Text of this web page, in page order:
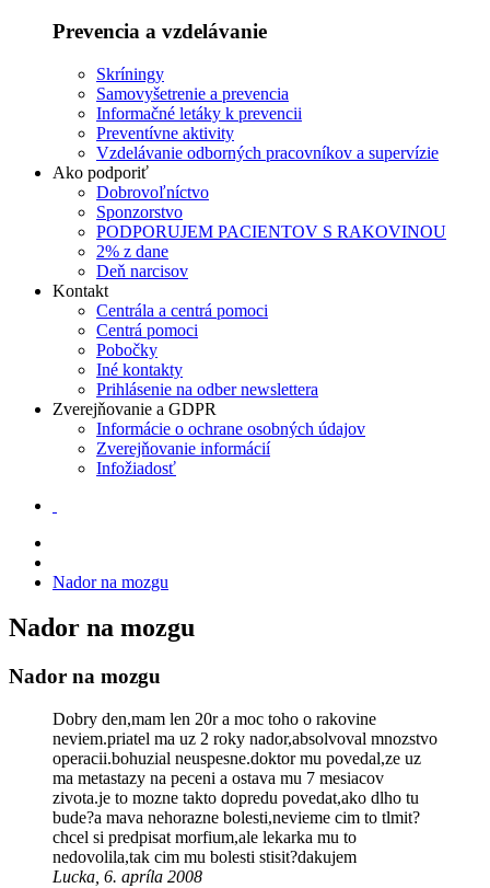
Prevencia a vzdelávanie
Skríningy
Samovyšetrenie a prevencia
Informačné letáky k prevencii
Preventívne aktivity
Vzdelávanie odborných pracovníkov a supervízie
Ako podporiť
Dobrovoľníctvo
Sponzorstvo
PODPORUJEM PACIENTOV S RAKOVINOU
2% z dane
Deň narcisov
Kontakt
Centrála a centrá pomoci
Centrá pomoci
Pobočky
Iné kontakty
Prihlásenie na odber newslettera
Zverejňovanie a GDPR
Informácie o ochrane osobných údajov
Zverejňovanie informácií
Infožiadosť
Nador na mozgu
Nador na mozgu
Nador na mozgu
Dobry den,mam len 20r a moc toho o rakovine
neviem.priatel ma uz 2 roky nador,absolvoval mnozstvo
operacii.bohuzial neuspesne.doktor mu povedal,ze uz
ma metastazy na peceni a ostava mu 7 mesiacov
zivota.je to mozne takto dopredu povedat,ako dlho tu
bude?a mava nehorazne bolesti,nevieme cim to tlmit?
chcel si predpisat morfium,ale lekarka mu to
nedovolila,tak cim mu bolesti stisit?dakujem
Lucka, 6. apríla 2008